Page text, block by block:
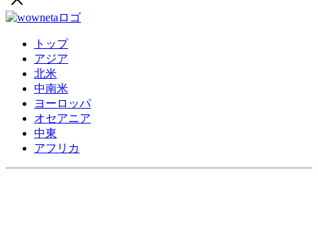
トップ
アジア
北米
中南米
ヨーロッパ
オセアニア
中東
アフリカ